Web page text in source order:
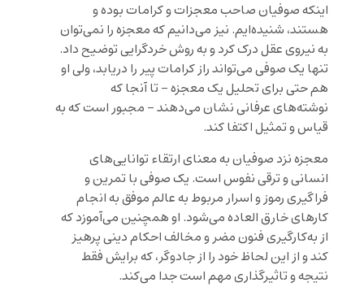
اینکه صوفیان صاحب معجزات و کرامات بوده و
هستند، شنیده‌ایم. نیز می‌دانیم که معجزه را نمی‌توان
به نیروی عقل درک کرد و به روش خردگرایی توضیح داد.
تنها یک صوفی می‌تواند راز کرامات پیر را دریابد، ولی او
هم حتی برای تحلیل یک معجزه – تا آنجا که
نوشته‌های عرفانی نشان می‌دهند – مجبور است که به
قیاس و تمثیل اکتفا کند.
معجزه نزد صوفیان به معنای ارتقاء توانایی‌های
انسانی و ترقی نفوس است. یک صوفی با تمرین و
فراگیری رموز و اسرار مربوط به عالم موفق به انجام
کارهای خارق العاده می‌شود. او همچنین می‌آموزد که
از به‌کارگیری فنون مضر و مخالف احکام دینی پرهیز
کند و از این لحاظ خود را از جادوگر، که برایش فقط
نتیجه و تاثیرگذاری مهم است جدا می‌کند.